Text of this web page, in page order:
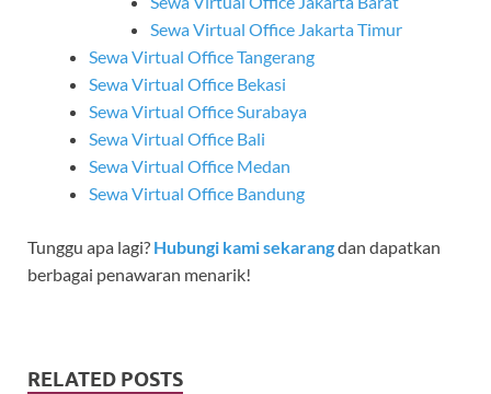
Sewa Virtual Office Jakarta Timur
Sewa Virtual Office Tangerang
Sewa Virtual Office Bekasi
Sewa Virtual Office Surabaya
Sewa Virtual Office Bali
Sewa Virtual Office Medan
Sewa Virtual Office Bandung
Tunggu apa lagi? Hubungi kami sekarangdan dapatkan
berbagai penawaran menarik!
RELATED POSTS